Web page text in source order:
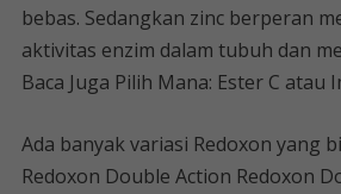
bebas. Sedangkan zinc berperan
aktivitas enzim dalam tubuh dan
Baca Juga Pilih Mana: Ester C atau
Ada banyak variasi Redoxon yang
Redoxon Double Action Redoxon